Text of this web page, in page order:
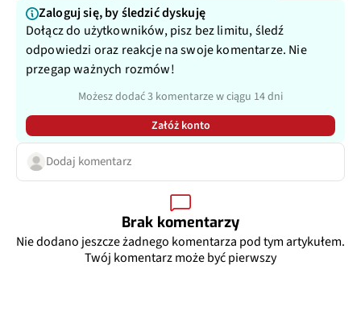
Zaloguj się, by śledzić dyskuję
Dołącz do użytkowników, pisz bez limitu, śledź
odpowiedzi oraz reakcje na swoje komentarze. Nie
przegap ważnych rozmów!
Możesz dodać 3 komentarze w ciągu 14 dni
Załóż konto
Dodaj komentarz
Brak komentarzy
Nie dodano jeszcze żadnego komentarza pod tym artykułem.
Twój komentarz może być pierwszy